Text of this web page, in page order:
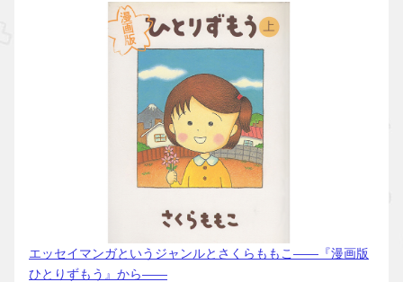
エッセイマンガというジャンルとさくらももこ――『漫画版
ひとりずもう』から――